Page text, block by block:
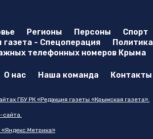
Регионы Персоны Спорт
- Спецоперация Политика
телефонных номеров Крыма
О нас Наша команда Контакты
ГБУ РК «Редакция газеты «Крымская газета».
сайта.